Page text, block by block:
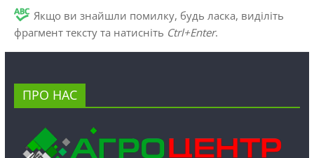
Якщо ви знайшли помилку, будь ласка, виділіть
фрагмент тексту та натисніть Ctrl+Enter.
ПРО НАС